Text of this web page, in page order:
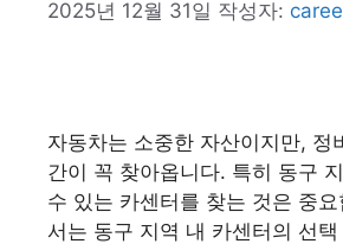
2025년 12월 31일 작성자:
자동차는 소중한 자산이지만, 정
간이 꼭 찾아옵니다. 특히 동구
수 있는 카센터를 찾는 것은 중
서는 동구 지역 내 카센터의 선